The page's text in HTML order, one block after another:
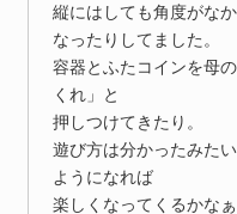
縦にはしても角度がな
なったりしてました。
容器とふたコインを母
くれ」と
押しつけてきたり。
遊び方は分かったみた
ようになれば
楽しくなってくるかなぁ